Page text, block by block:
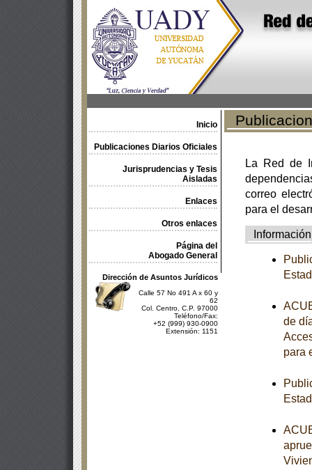
Inicio
Publicaciones Diarios Oficiales
Jurisprudencias y Tesis
Aisladas
Enlaces
Otros enlaces
Página del
Abogado General
Dirección de Asuntos Jurídicos
Calle 57 No 491 A x 60 y
62
Col. Centro, C.P. 97000
Teléfono/Fax:
+52 (999) 930-0900
Extensión: 1151
La Red de
correo
para el
Información
de
para